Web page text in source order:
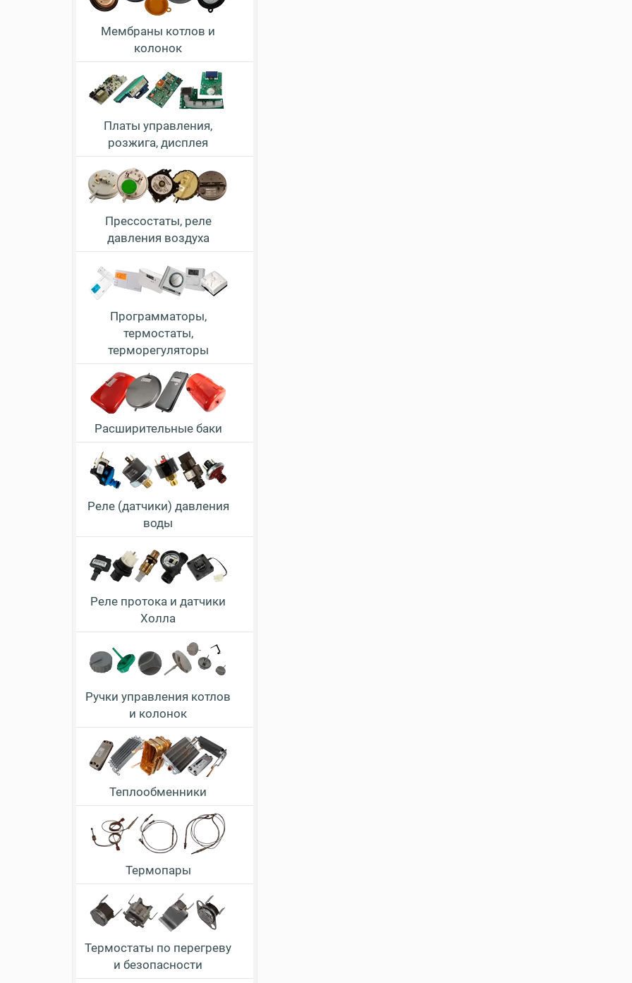
Мембраны котлов и
колонок
Платы управления,
розжига, дисплея
Прессостаты, реле
давления воздуха
Программаторы,
термостаты,
терморегуляторы
Расширительные баки
Реле (датчики) давления
воды
Реле протока и датчики
Холла
Ручки управления котлов
и колонок
Теплообменники
Термопары
Термостаты по перегреву
и безопасности